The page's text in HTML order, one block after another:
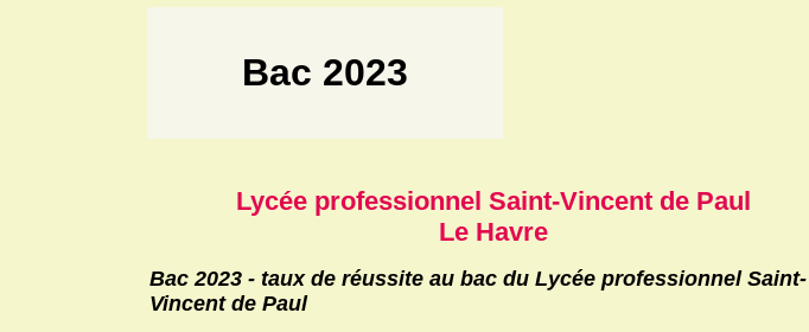
Bac 2023
Lycée professionnel Saint-Vincent de Paul
Le Havre
Bac 2023 - taux de réussite au bac du Lycée professionnel Saint-
Vincent de Paul